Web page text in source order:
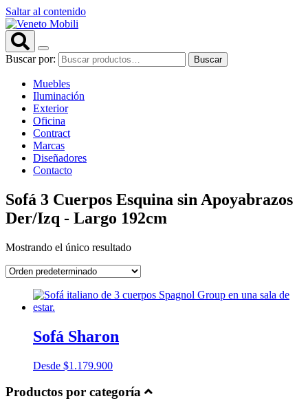
Saltar al contenido
Buscar por: Buscar
Muebles
Iluminación
Exterior
Oficina
Contract
Marcas
Diseñadores
Contacto
Sofá 3 Cuerpos Esquina sin Apoyabrazos
Der/Izq - Largo 192cm
Mostrando el único resultado
Sofá Sharon
Desde $1.179.900
Productos por categoría